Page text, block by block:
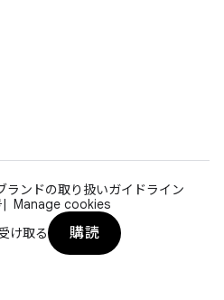
ランドの取り扱いガイドライン
Manage cookies
け取る
購読